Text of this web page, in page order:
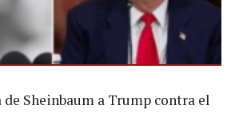
Sheinbaum a Trump contra el